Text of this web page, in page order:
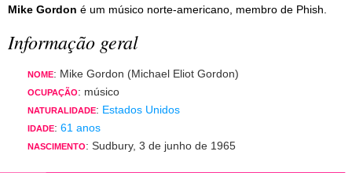
Mike Gordon é um músico norte-americano, membro de Phish.
Informação geral
NOME: Mike Gordon (Michael Eliot Gordon)
OCUPAÇÃO: músico
NATURALIDADE: Estados Unidos
IDADE: 61 anos
NASCIMENTO: Sudbury, 3 de junho de 1965